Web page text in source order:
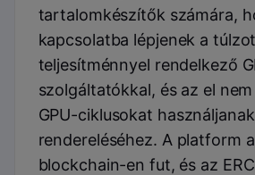
tartalomkészítők számára,
kapcsolatba lépjenek a
teljesítménnyel rendelkező
szolgáltatókkal, és az el
GPU-ciklusokat
rendereléséhez. A platform
blockchain-en fut, és az